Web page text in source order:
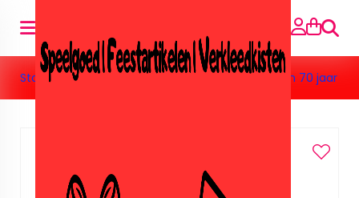
Suche
Startseite» Feestartikelen »Ballonnen »Ballonnen 70 jaar